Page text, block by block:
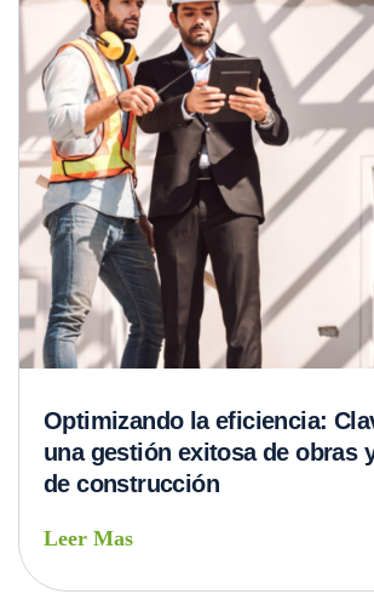
Optimizando la eficiencia:
una gestión exitosa de obras
de construcción
Leer Mas